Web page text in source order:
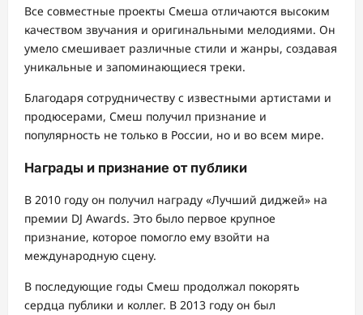
Все совместные проекты Смеша отличаются высоким
качеством звучания и оригинальными мелодиями. Он
умело смешивает различные стили и жанры, создавая
уникальные и запоминающиеся треки.
Благодаря сотрудничеству с известными артистами и
продюсерами, Смеш получил признание и
популярность не только в России, но и во всем мире.
Награды и признание от публики
В 2010 году он получил награду «Лучший диджей» на
премии DJ Awards. Это было первое крупное
признание, которое помогло ему взойти на
международную сцену.
В последующие годы Смеш продолжал покорять
сердца публики и коллег. В 2013 году он был